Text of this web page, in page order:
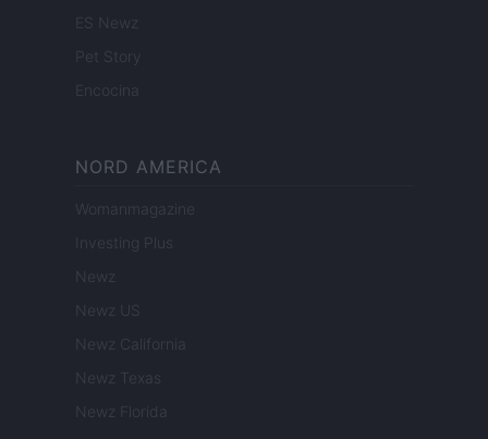
ES Newz
Pet Story
Encocina
NORD AMERICA
Womanmagazine
Investing Plus
Newz
Newz US
Newz California
Newz Texas
Newz Florida